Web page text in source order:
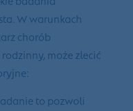
W warunkach
chorób
może zlecić
to pozwoli